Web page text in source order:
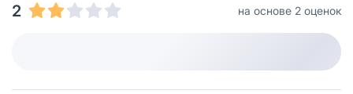
2
на основе 2 оценок